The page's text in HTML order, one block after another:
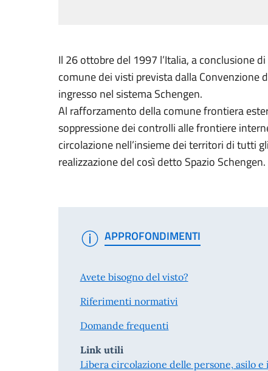
Il 26 ottobre del 1997 l’Italia, a conclusione
comune dei visti prevista dalla Convenzione
ingresso nel sistema Schengen.
Al rafforzamento della comune frontiera
soppressione dei controlli alle frontiere
circolazione nell’insieme dei territori di tutti
realizzazione del così detto Spazio Schengen.
APPROFONDIMENTI
Avete bisogno del visto?
Riferimenti normativi
Domande frequenti
Link utili
Libera circolazione delle persone, asilo